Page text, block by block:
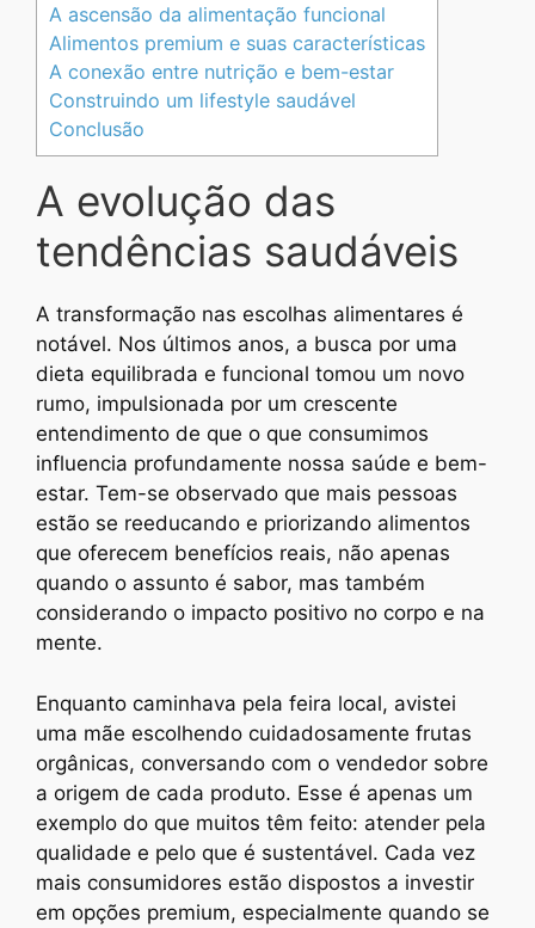
A ascensão da alimentação funcional
Alimentos premium e suas características
A conexão entre nutrição e bem-estar
Construindo um lifestyle saudável
Conclusão
A evolução das
tendências saudáveis
A transformação nas escolhas alimentares é
notável. Nos últimos anos, a busca por uma
dieta equilibrada e funcional tomou um novo
rumo, impulsionada por um crescente
entendimento de que o que consumimos
influencia profundamente nossa saúde e bem-
estar. Tem-se observado que mais pessoas
estão se reeducando e priorizando alimentos
que oferecem benefícios reais, não apenas
quando o assunto é sabor, mas também
considerando o impacto positivo no corpo e na
mente.
Enquanto caminhava pela feira local, avistei
uma mãe escolhendo cuidadosamente frutas
orgânicas, conversando com o vendedor sobre
a origem de cada produto. Esse é apenas um
exemplo do que muitos têm feito: atender pela
qualidade e pelo que é sustentável. Cada vez
mais consumidores estão dispostos a investir
em opções premium, especialmente quando se